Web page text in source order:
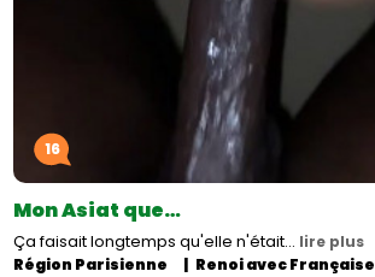
16
Mon Asiat que…
Ça faisait longtemps qu'elle n'était… lire plus
Région Parisienne
Renoi avec Française